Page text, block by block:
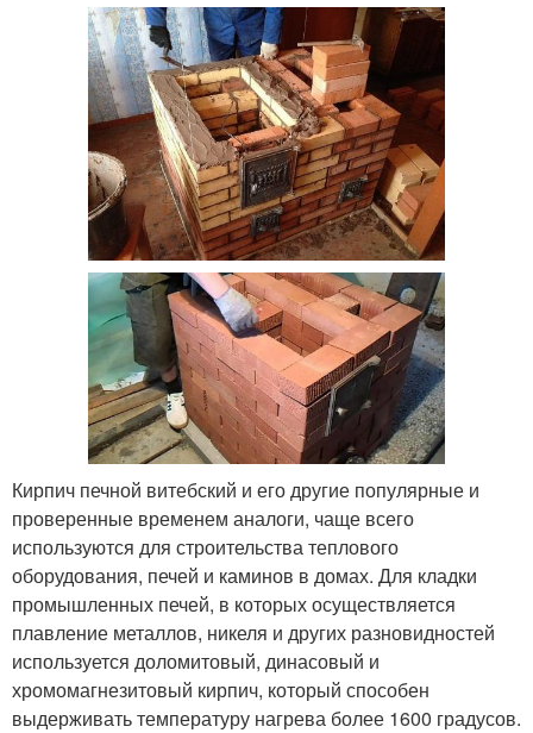
Кирпич печной витебский и его другие популярные и
проверенные временем аналоги, чаще всего
используются для строительства теплового
оборудования, печей и каминов в домах. Для кладки
промышленных печей, в которых осуществляется
плавление металлов, никеля и других разновидностей
используется доломитовый, динасовый и
хромомагнезитовый кирпич, который способен
выдерживать температуру нагрева более 1600 градусов.